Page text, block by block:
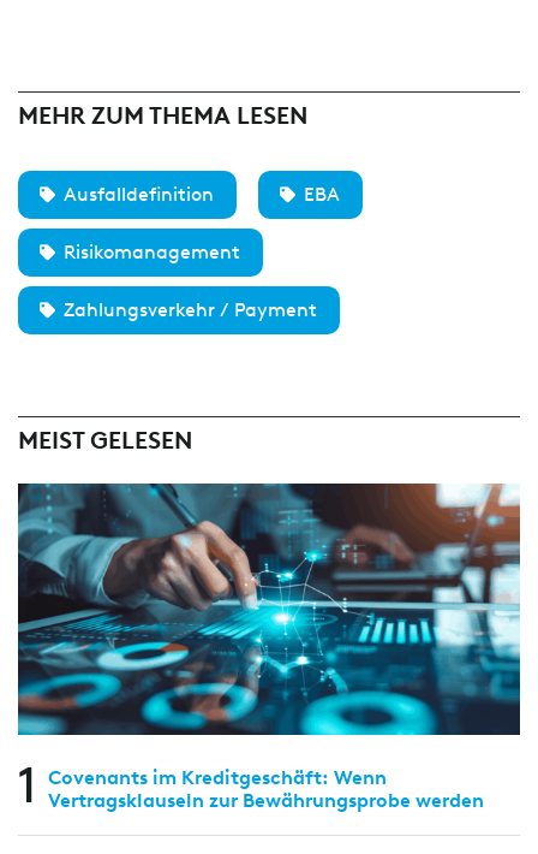
MEHR ZUM THEMA LESEN
Ausfalldefinition EBA
Risikomanagement
Zahlungsverkehr / Payment
MEIST GELESEN
1
Covenants im Kreditgeschäft: Wenn
Vertragsklauseln zur Bewährungsprobe werden